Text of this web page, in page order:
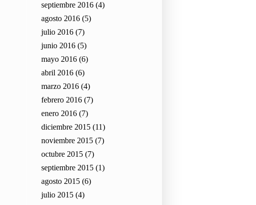
septiembre 2016 (4)
agosto 2016 (5)
julio 2016 (7)
junio 2016 (5)
mayo 2016 (6)
abril 2016 (6)
marzo 2016 (4)
febrero 2016 (7)
enero 2016 (7)
diciembre 2015 (11)
noviembre 2015 (7)
octubre 2015 (7)
septiembre 2015 (1)
agosto 2015 (6)
julio 2015 (4)